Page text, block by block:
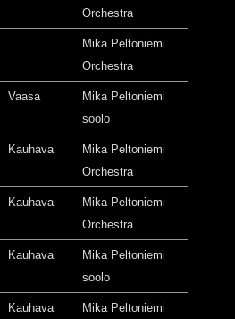
Orchestra
Mika Peltoniemi
Orchestra
Vaasa
Mika Peltoniemi
soolo
Kauhava
Mika Peltoniemi
Orchestra
Kauhava
Mika Peltoniemi
Orchestra
Kauhava
Mika Peltoniemi
soolo
Kauhava
Mika Peltoniemi